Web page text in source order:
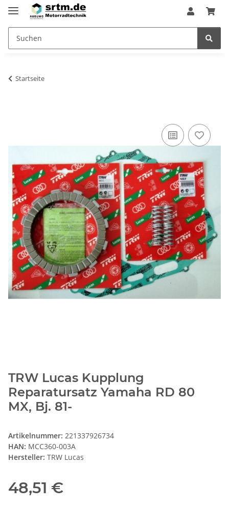
Startseite
TRW Lucas Kupplung
Reparatursatz Yamaha RD 80
MX, Bj. 81-
Artikelnummer: 221337926734
HAN: MCC360-003A
Hersteller: TRW Lucas
48,51 €